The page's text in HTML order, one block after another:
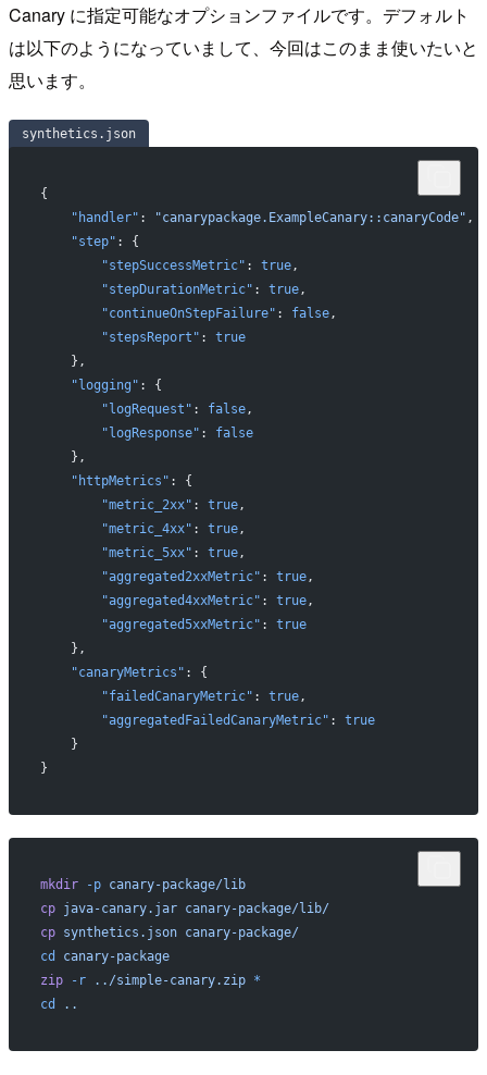
Canary に指定可能なオプションファイルです。デフォルト
は以下のようになっていまして、今回はこのまま使いたいと
思います。
synthetics.json
{
    "handler"
: "canarypackage.ExampleCanary::canaryCode" ,
    "step"
: {
        "stepSuccessMetric"
: true,
        "stepDurationMetric"
: true,
        "continueOnStepFailure"
: false,
        "stepsReport"
: true
    },
    "logging"
: {
        "logRequest"
: false,
        "logResponse"
: false
    },
    "httpMetrics"
: {
        "metric_2xx"
: true,
        "metric_4xx"
: true,
        "metric_5xx"
: true,
        "aggregated2xxMetric"
: true,
        "aggregated4xxMetric"
: true,
        "aggregated5xxMetric"
: true
    },
    "canaryMetrics"
: {
        "failedCanaryMetric"
: true,
        "aggregatedFailedCanaryMetric"
: true
    }
}
mkdir -p canary-package/lib
cp java-canary.jar canary-package/lib/
cp synthetics.json canary-package/
cd
canary-package
zip -r ../simple-canary.zip *
cd
..